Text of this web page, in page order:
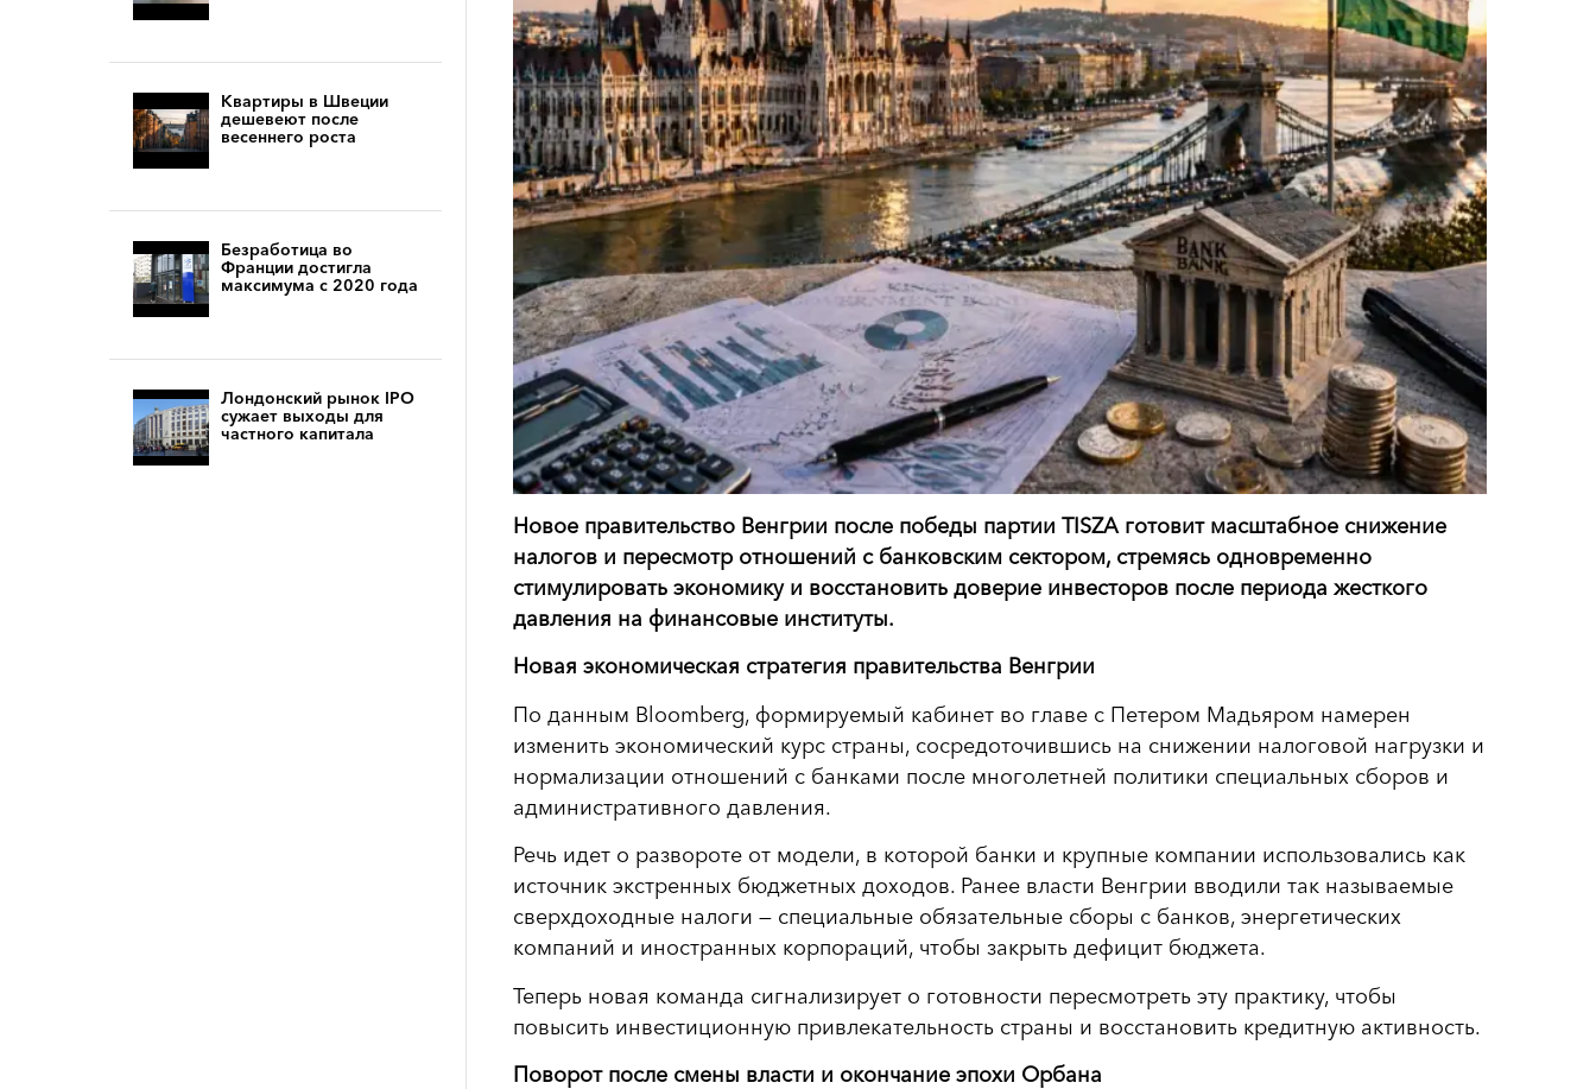
Квартиры в Швеции
дешевеют после
весеннего роста
Безработица во
Франции достигла
максимума с 2020 года
Лондонский рынок IPO
сужает выходы для
частного капитала
Новое правительство Венгрии после победы партии TISZA готовит масштабное снижение
налогов и пересмотр отношений с банковским сектором, стремясь одновременно
стимулировать экономику и восстановить доверие инвесторов после периода жесткого
давления на финансовые институты.
Новая экономическая стратегия правительства Венгрии
По данным Bloomberg, формируемый кабинет во главе с Петером Мадьяром намерен
изменить экономический курс страны, сосредоточившись на снижении налоговой нагрузки и
нормализации отношений с банками после многолетней политики специальных сборов и
административного давления.
Речь идет о развороте от модели, в которой банки и крупные компании использовались как
источник экстренных бюджетных доходов. Ранее власти Венгрии вводили так называемые
сверхдоходные налоги — специальные обязательные сборы с банков, энергетических
компаний и иностранных корпораций, чтобы закрыть дефицит бюджета.
Теперь новая команда сигнализирует о готовности пересмотреть эту практику, чтобы
повысить инвестиционную привлекательность страны и восстановить кредитную активность.
Поворот после смены власти и окончание эпохи Орбана